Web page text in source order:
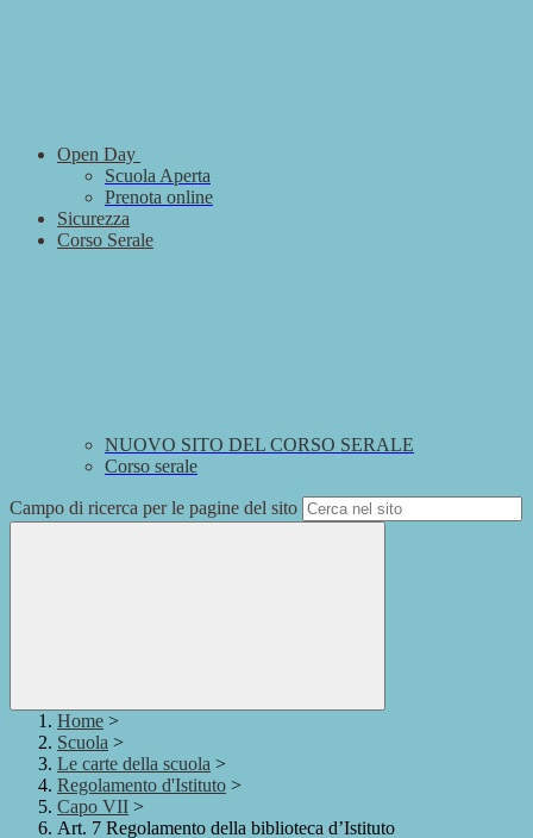
Open Day
Scuola Aperta
Prenota online
Sicurezza
Corso Serale
NUOVO SITO DEL CORSO SERALE
Corso serale
Campo di ricerca per le pagine del sito
Home >
Scuola >
Le carte della scuola >
Regolamento d'Istituto >
Capo VII >
Art. 7 Regolamento della biblioteca d’Istituto